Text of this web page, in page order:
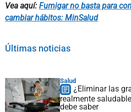
Vea aquí: Fumigar no basta para
cambiar hábitos: MinSalud
Últimas noticias
Salud
¿Eliminar las
realmente
debe saber